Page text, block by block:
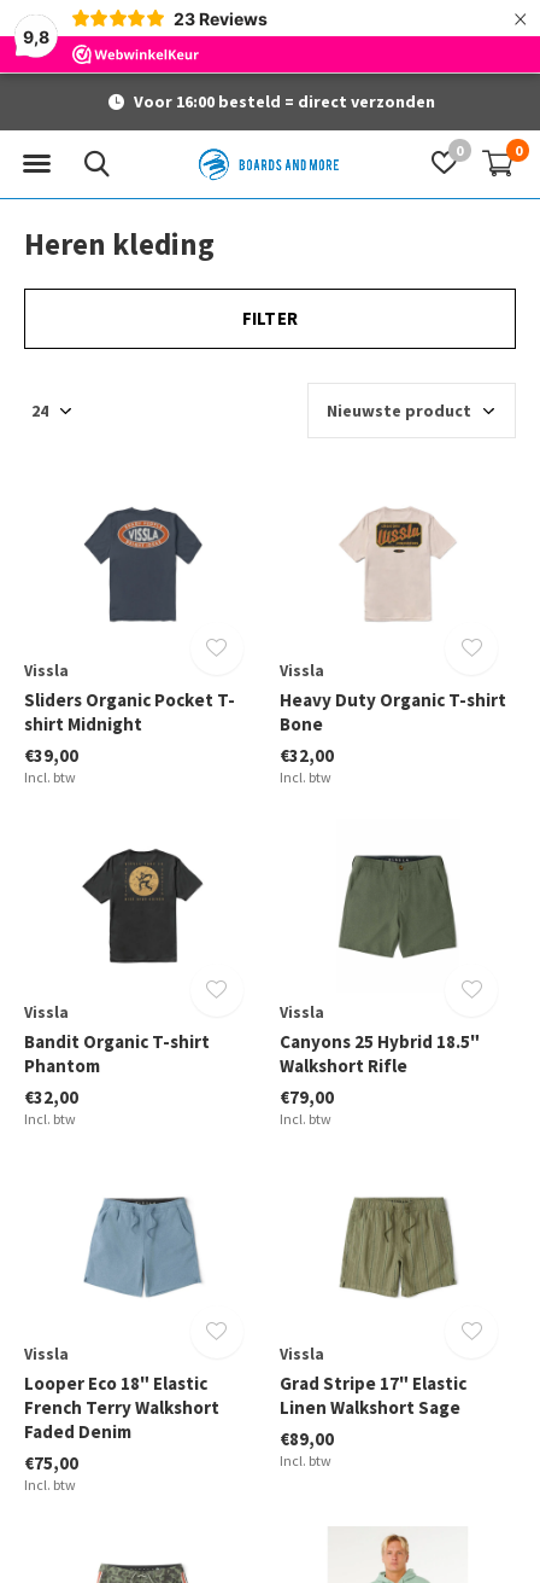
9,8
23 Reviews ×
0 0
Voor 16:00 besteld = direct verzonden
Heren kleding
FILTER
Vissla
Sliders Organic Pocket T-
shirt Midnight
€39,00
Incl. btw
Vissla
Heavy Duty Organic T-shirt
Bone
€32,00
Incl. btw
Vissla
Bandit Organic T-shirt
Phantom
€32,00
Incl. btw
Vissla
Canyons 25 Hybrid 18.5"
Walkshort Rifle
€79,00
Incl. btw
Vissla
Looper Eco 18" Elastic
French Terry Walkshort
Faded Denim
€75,00
Incl. btw
Vissla
Grad Stripe 17" Elastic
Linen Walkshort Sage
€89,00
Incl. btw